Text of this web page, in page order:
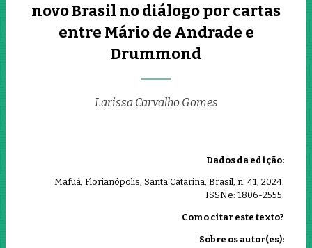
novo Brasil no diálogo por cartas
entre Mário de Andrade e
Drummond
Larissa Carvalho Gomes
Dados da edição:
Mafuá, Florianópolis, Santa Catarina, Brasil, n. 41, 2024.
ISSNe: 1806-2555.
Como citar este texto?
Sobre os autor(es):